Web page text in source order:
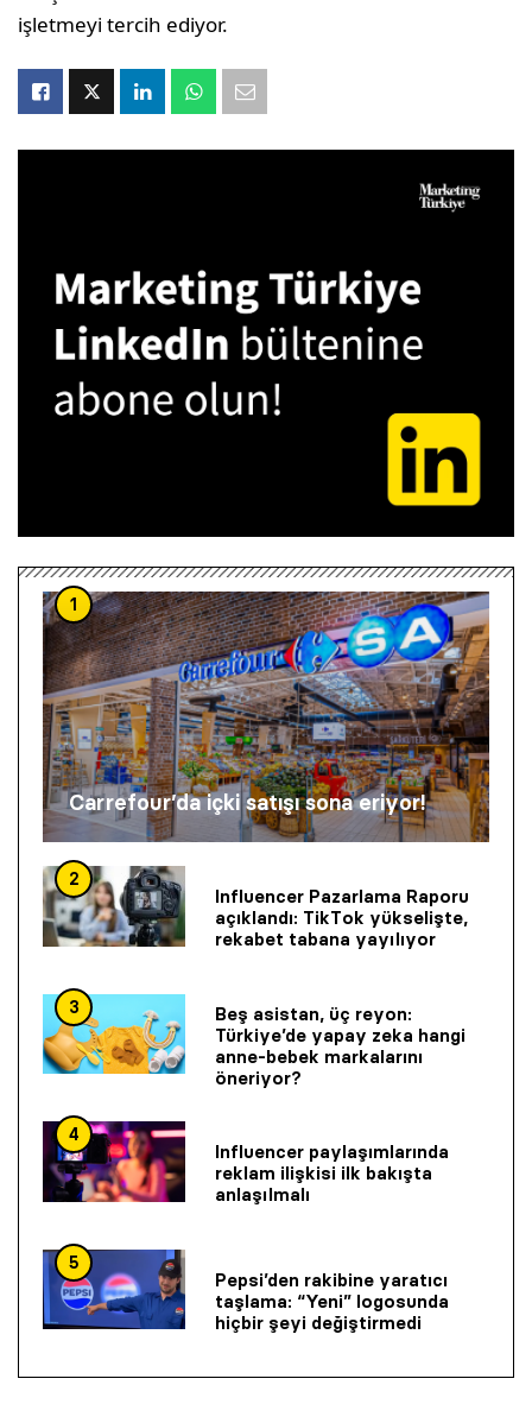
işletmeyi tercih ediyor.
1
Carrefour’da içki satışı sona eriyor!
2
Influencer Pazarlama Raporu
açıklandı: TikTok yükselişte,
rekabet tabana yayılıyor
3
Beş asistan, üç reyon:
Türkiye’de yapay zeka hangi
anne-bebek markalarını
öneriyor?
4
Influencer paylaşımlarında
reklam ilişkisi ilk bakışta
anlaşılmalı
5
Pepsi’den rakibine yaratıcı
taşlama: “Yeni” logosunda
hiçbir şeyi değiştirmedi